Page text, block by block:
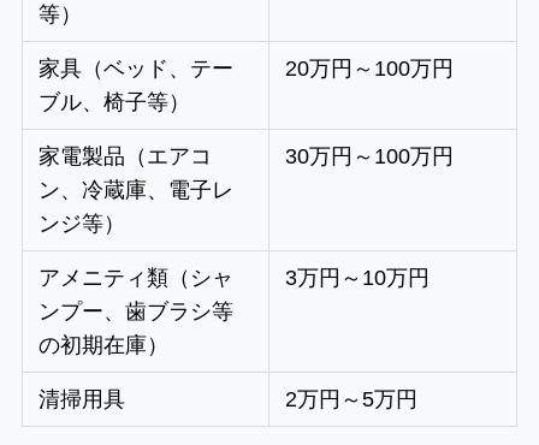
等）
家具（ベッド、テー
ブル、椅子等）
20万円～100万円
家電製品（エアコ
ン、冷蔵庫、電子レ
ンジ等）
30万円～100万円
アメニティ類（シャ
ンプー、歯ブラシ等
の初期在庫）
3万円～10万円
清掃用具 2万円～5万円